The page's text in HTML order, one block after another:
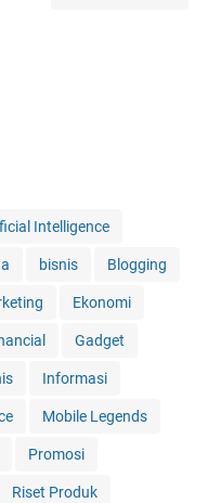
Intelligence
bisnis Blogging
Ekonomi
Gadget
Informasi
Mobile Legends
Promosi
Riset Produk